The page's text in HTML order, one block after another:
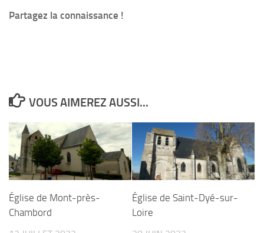
Partagez la connaissance !
VOUS AIMEREZ AUSSI...
Église de Mont-près-
Chambord
Église de Saint-Dyé-sur-
Loire